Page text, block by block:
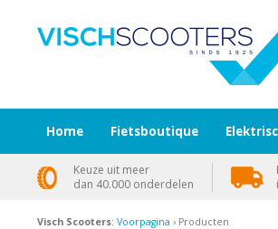
Visch Scooters: Voorpagina › Producten
Home Fietsboutique
Keuze uit meer
dan 40.000 onderdelen